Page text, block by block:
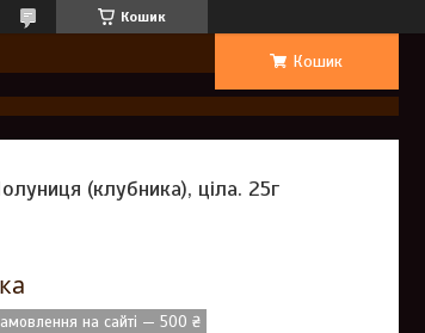
Кошик
Кошик
(клубника), ціла. 25г
на сайті — 500 ₴